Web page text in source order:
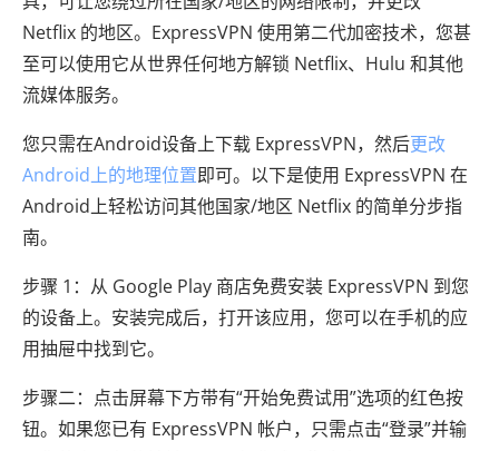
Netflix 的地区。ExpressVPN 使用第二代加密技术，您甚
至可以使用它从世界任何地方解锁 Netflix、Hulu 和其他
流媒体服务。
您只需在Android设备上下载 ExpressVPN，然后更改
Android上的地理位置即可。以下是使用 ExpressVPN 在
Android上轻松访问其他国家/地区 Netflix 的简单分步指
南。
步骤 1：从 Google Play 商店免费安装 ExpressVPN 到您
的设备上。安装完成后，打开该应用，您可以在手机的应
用抽屉中找到它。
步骤二：点击屏幕下方带有“开始免费试用”选项的红色按
钮。如果您已有 ExpressVPN 帐户，只需点击“登录”并输